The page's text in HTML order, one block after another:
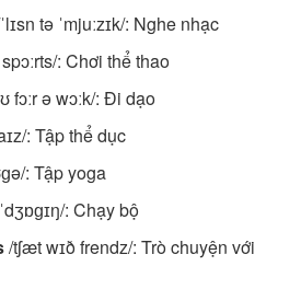
tə ˈmjuːzɪk/: Nghe nhạc
: Chơi thể thao
fɔːr ə wɔːk/: Đi dạo
: Tập thể dục
: Tập yoga
: Chạy bộ
/tʃæt wɪð frendz/: Trò chuyện với